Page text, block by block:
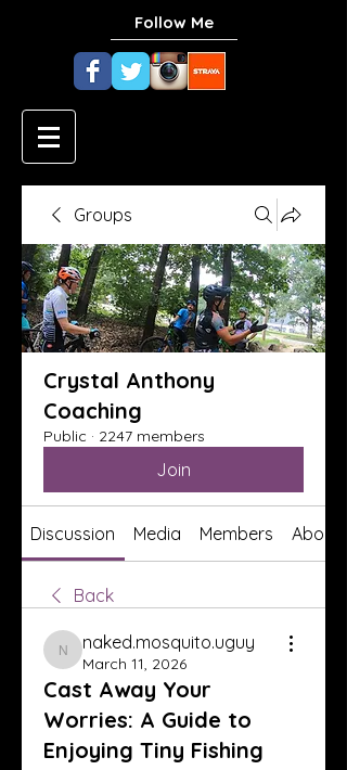
Follow Me
Groups
Crystal Anthony
Coaching
Public · 2247 members
Join
Discussion Media Members About
Back
naked.mosquito.uguy
naked.mosquito.uguy
March 11, 2026
Cast Away Your
Worries: A Guide to
Enjoying Tiny Fishing